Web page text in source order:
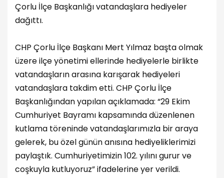
Çorlu İlçe Başkanlığı vatandaşlara hediyeler
dağıttı.
CHP Çorlu İlçe Başkanı Mert Yılmaz başta olmak
üzere ilçe yönetimi ellerinde hediyelerle birlikte
vatandaşların arasına karışarak hediyeleri
vatandaşlara takdim etti. CHP Çorlu İlçe
Başkanlığından yapılan açıklamada: “29 Ekim
Cumhuriyet Bayramı kapsamında düzenlenen
kutlama töreninde vatandaşlarımızla bir araya
gelerek, bu özel günün anısına hediyeliklerimizi
paylaştık. Cumhuriyetimizin 102. yılını gurur ve
coşkuyla kutluyoruz” ifadelerine yer verildi.